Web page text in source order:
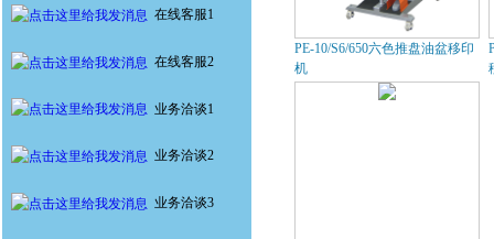
在线客服1
在线客服2
业务洽谈1
业务洽谈2
业务洽谈3
PE-10/S6/650六色推盘油盆移印
机